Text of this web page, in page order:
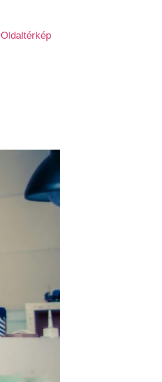
Oldaltérkép